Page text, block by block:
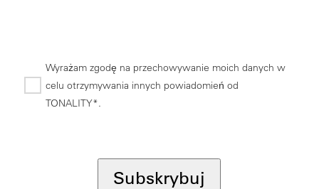
Wyrażam zgodę na przechowywanie moich danych w
celu otrzymywania innych powiadomień od
TONALITY*.
Subskrybuj